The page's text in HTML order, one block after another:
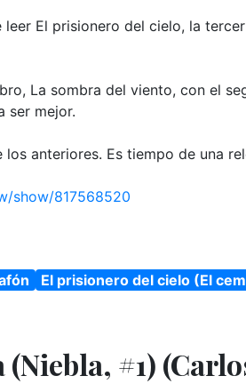
El prisionero del cielo, la
La sombra del viento, con el
ser mejor.
anteriores. Es tiempo de una
show/817568520
El prisionero del cielo (El
#1)